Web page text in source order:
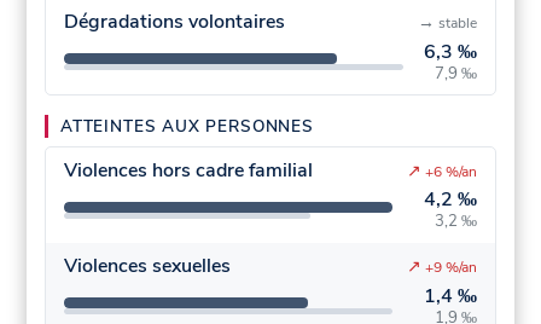
Dégradations volontaires
6,3 ‰
7,9 ‰
→ stable
ATTEINTES AUX PERSONNES
Violences hors cadre familial
4,2 ‰
3,2 ‰
↗ +6 %/an
Violences sexuelles
1,4 ‰
1,9 ‰
↗ +9 %/an